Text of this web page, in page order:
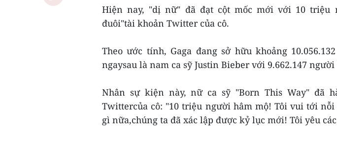
Hiện nay, "dị nữ" đã đạt cột mốc mới với 10 triệu
đuôi"tài khoản Twitter của cô.
Theo ước tính, Gaga đang sở hữu khoảng
ngaysau là nam ca sỹ Justin Bieber với 9.662.147
Nhân sự kiện này, nữ ca sỹ "Born This Way" đã
Twittercủa cô: "10 triệu người hâm mộ! Tôi vui tới
gì nữa,chúng ta đã xác lập được kỷ lục mới! Tôi yêu